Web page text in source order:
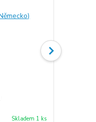
Skladem 1 ks